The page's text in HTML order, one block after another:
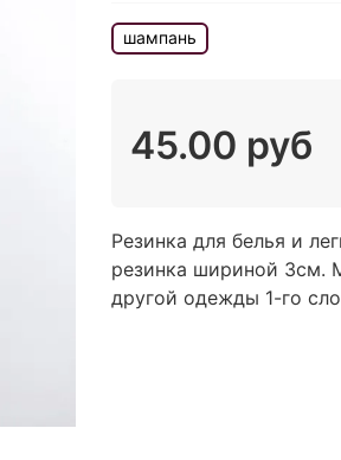
шампань
45.00 руб
Резинка для белья и
резинка шириной 3см.
другой одежды 1-го